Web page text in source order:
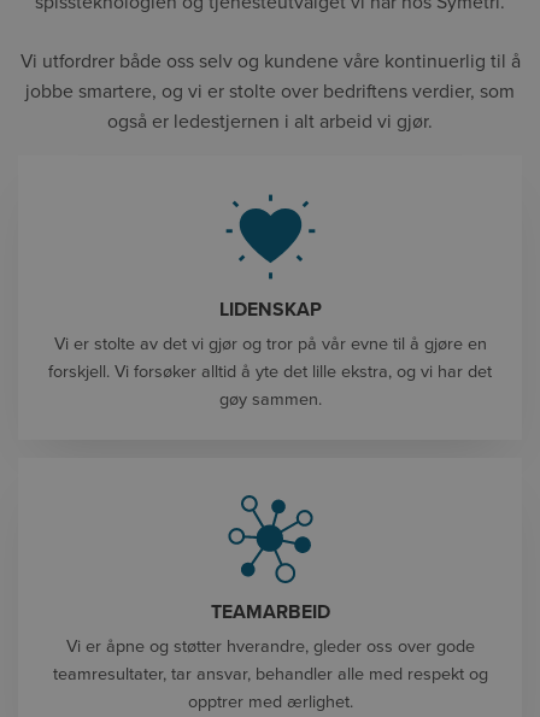
Vi utfordrer både oss selv og kundene våre kontinuerlig til å
jobbe smartere, og vi er stolte over bedriftens verdier, som
også er ledestjernen i alt arbeid vi gjør.
LIDENSKAP
Vi er stolte av det vi gjør og tror på vår evne til å gjøre en
forskjell. Vi forsøker alltid å yte det lille ekstra, og vi har det
gøy sammen.
TEAMARBEID
Vi er åpne og støtter hverandre, gleder oss over gode
teamresultater, tar ansvar, behandler alle med respekt og
opptrer med ærlighet.